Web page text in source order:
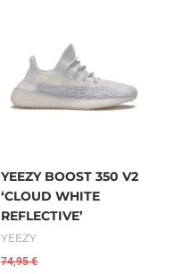
YEEZY BOOST 350 V2
‘CLOUD WHITE
REFLECTIVE’
YEEZY
74,95€